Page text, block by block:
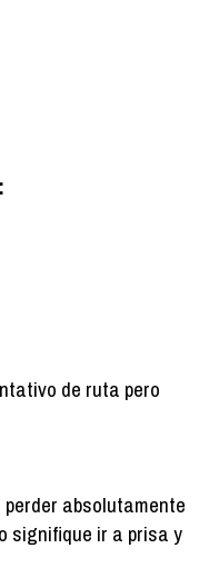
de ruta pero
absolutamente
signifique ir a prisa y